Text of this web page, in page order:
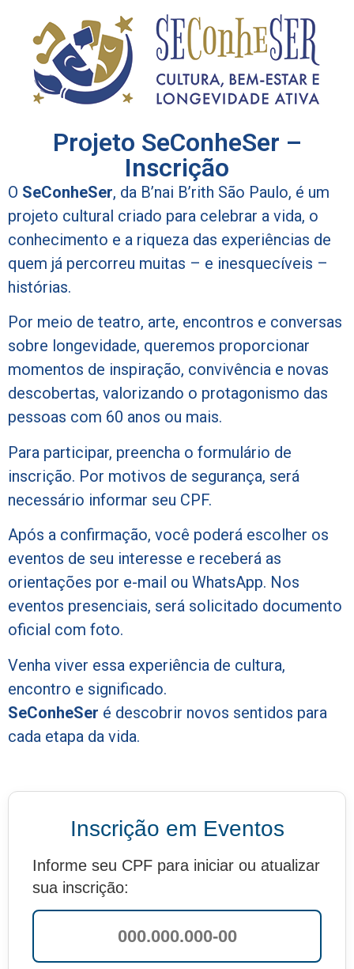
Projeto SeConheSer –
Inscrição
O SeConheSer, da B’nai B’rith São Paulo, é um
projeto cultural criado para celebrar a vida, o
conhecimento e a riqueza das experiências de
quem já percorreu muitas – e inesquecíveis –
histórias.
Por meio de teatro, arte, encontros e conversas
sobre longevidade, queremos proporcionar
momentos de inspiração, convivência e novas
descobertas, valorizando o protagonismo das
pessoas com 60 anos ou mais.
Para participar, preencha o formulário de
inscrição. Por motivos de segurança, será
necessário informar seu CPF.
Após a confirmação, você poderá escolher os
eventos de seu interesse e receberá as
orientações por e-mail ou WhatsApp. Nos
eventos presenciais, será solicitado documento
oficial com foto.
Venha viver essa experiência de cultura,
encontro e significado.
SeConheSer é descobrir novos sentidos para
cada etapa da vida.
Inscrição em Eventos
Informe seu CPF para iniciar ou atualizar
sua inscrição: